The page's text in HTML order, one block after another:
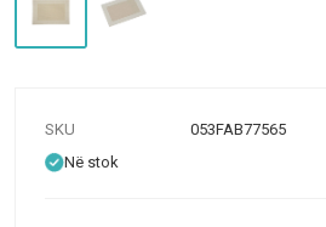
SKU
053FAB77565
Në stok